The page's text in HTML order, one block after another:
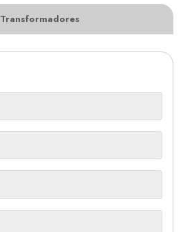
Transformadores